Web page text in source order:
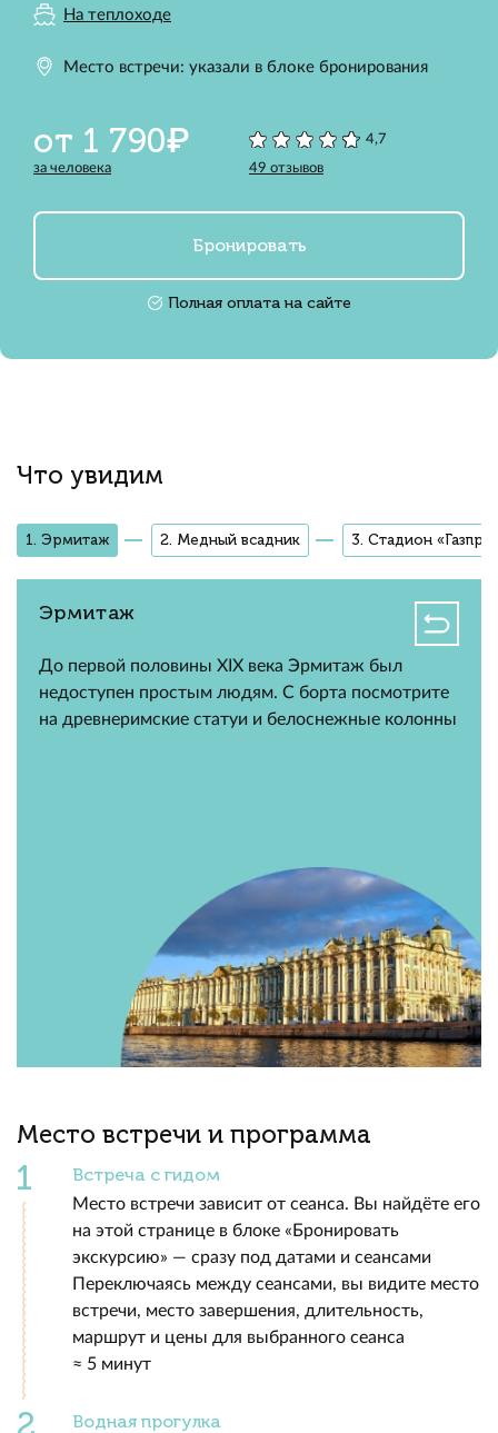
На теплоходе
Место встречи: указали в блоке бронирования
от 1 790₽
за человека
4,7
49 отзывов
Бронировать
Полная оплата на сайте
Что увидим
1. Эрмитаж 2. Медный всадник 3. Стадион
Эрмитаж
До первой половины XIX века Эрмитаж был
недоступен простым людям. С борта посмотрите
на древнеримские статуи и белоснежные колонны
Место встречи и программа
Встреча с гидом
Место встречи зависит от сеанса. Вы найдёте его
на этой странице в блоке «Бронировать
экскурсию» — сразу под датами и сеансами
Переключаясь между сеансами, вы видите место
встречи, место завершения, длительность,
маршрут и цены для выбранного сеанса
≈ 5 минут
Водная прогулка